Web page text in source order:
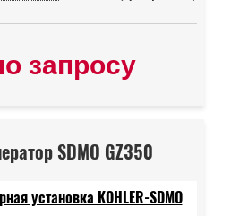
запросу
SDMO GZ350